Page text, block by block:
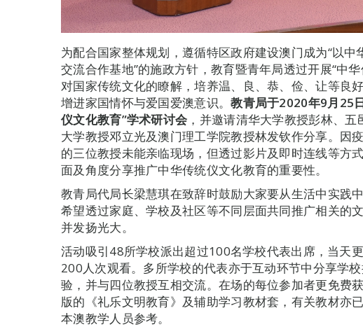
为配合国家整体规划，遵循特区政府建设澳门成为“以
交流合作基地”的施政方针，教育暨青年局透过开展“中
对国家传统文化的瞭解，培养温、良、恭、俭、让等良
增进家国情怀与爱国爱澳意识。教青局于2020年9月 25
仪文化教育”学术研讨会 ，并邀请清华大学教授彭林、
大学教授邓立光及澳门理工学院教授林发钦作分享。因
的三位教授未能亲临现场，但透过影片及即时连线等方
面及角度分享推广中华传统仪文化教育的重要性。
教青局代局长梁慧琪在致辞时鼓励大家要从生活中实践
希望透过家庭、学校及社区等不同层面共同推广相关的
并发扬光大。
活动吸引48所学校派出超过100名学校代表出席，当天
200人次观看。多所学校的代表亦于互动环节中分享学
验，并与四位教授互相交流。在场的每位参加者更免费
版的《礼乐文明教育》及辅助学习教材套，有关教材亦
本澳教学人员参考。